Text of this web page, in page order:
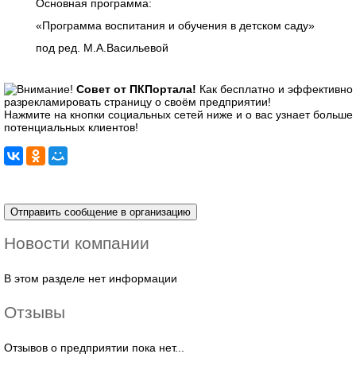
Основная программа:
«Программа воспитания и обучения в детском саду»
под ред. М.А.Васильевой
Совет от ПКПортала! Как бесплатно и эффективно
разрекламировать страницу о своём предприятии!
Нажмите на кнопки социальных сетей ниже и о вас узнает больше
потенциальных клиентов!
Новости компании
В этом разделе нет информации
Отзывы
Отзывов о предприятии пока нет...